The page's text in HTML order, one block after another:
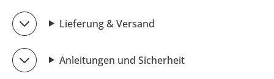
Lieferung & Versand
Anleitungen und Sicherheit